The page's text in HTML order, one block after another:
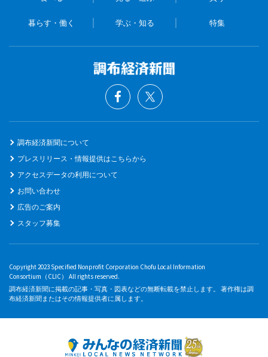
暮らす・働く 学ぶ・知る 特集
調布経済新聞について
プレスリリース・情報提供はこちらから
アクセスデータの利用について
お問い合わせ
広告のご案内
スタッフ募集
Copyright 2023 Specified Nonprofit Corporation Chofu Local Information
Consortium（CLIC） All rights reserved.
調布経済新聞に掲載の記事・写真・図表などの無断転載を禁止します。 著作権は調
布経済新聞またはその情報提供者に属します。